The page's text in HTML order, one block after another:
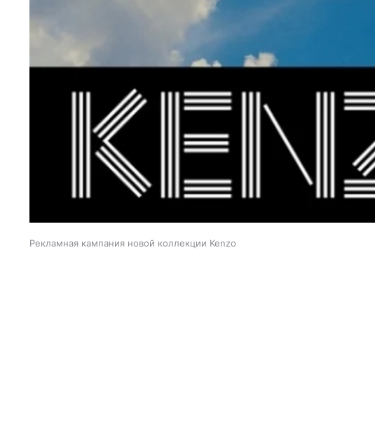
Рекламная кампания новой коллекции Kenzo